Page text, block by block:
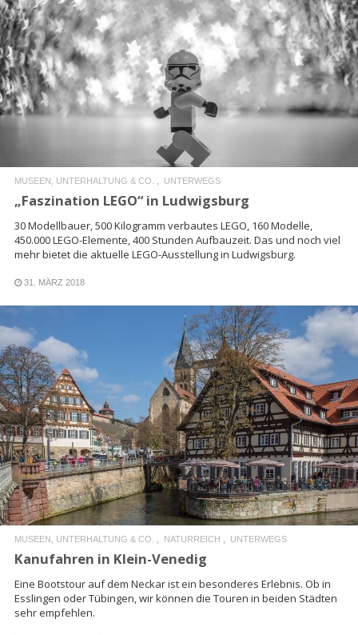
READ MORE
MUSEEN, UNTERHALTUNG & CO. UNTERWEGS
„Faszination LEGO“ in Ludwigsburg
30 Modellbauer, 500 Kilogramm verbautes LEGO, 160 Modelle,
450.000 LEGO-Elemente, 400 Stunden Aufbauzeit. Das und noch viel
mehr bietet die aktuelle LEGO-Ausstellung in Ludwigsburg.
31. MÄRZ 2018
READ MORE
MUSEEN, UNTERHALTUNG & CO. NATURREICH UNTERWEGS
Kanufahren in Klein-Venedig
Eine Bootstour auf dem Neckar ist ein besonderes Erlebnis. Ob in
Esslingen oder Tübingen, wir können die Touren in beiden Städten
sehr empfehlen.